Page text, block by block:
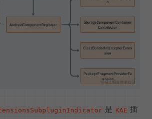
是 KAE 插